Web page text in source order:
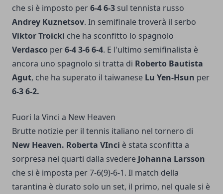
che si è imposto per6-4 6-3 sul tennista russo
Andrey Kuznetsov. In semifinale troverà il serbo
Viktor Troicki che ha sconfitto lo spagnolo
Verdasco per6-4 3-6 6-4. E l'ultimo semifinalista è
ancora uno spagnolo si tratta di Roberto Bautista
Agut, che ha superato il taiwanese Lu Yen-Hsun per
6-3 6-2.
Fuori la Vinci a New Heaven
Brutte notizie per il tennis italiano nel tornero di
New Heaven. Roberta VInci è stata sconfitta a
sorpresa nei quarti dalla svedere Johanna Larsson
che si è imposta per 7-6(9)-6-1. Il match della
tarantina è durato solo un set, il primo, nel quale si è